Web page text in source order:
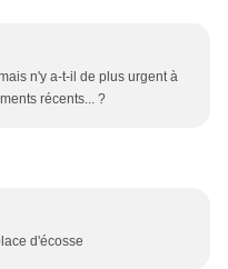
n'y a-t-il de plus urgent à
récents... ?
d'écosse